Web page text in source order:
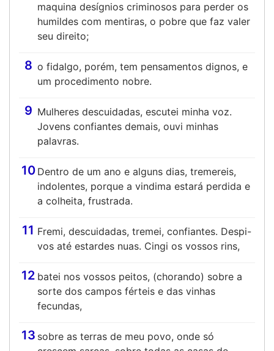
maquina desígnios criminosos para perder os
humildes com mentiras, o pobre que faz valer
seu direito;
8 o fidalgo, porém, tem pensamentos dignos, e
um procedimento nobre.
9 Mulheres descuidadas, escutei minha voz.
Jovens confiantes demais, ouvi minhas
palavras.
10 Dentro de um ano e alguns dias, tremereis,
indolentes, porque a vindima estará perdida e
a colheita, frustrada.
11 Fremi, descuidadas, tremei, confiantes. Despi-
vos até estardes nuas. Cingi os vossos rins,
12 batei nos vossos peitos, (chorando) sobre a
sorte dos campos férteis e das vinhas
fecundas,
13 sobre as terras de meu povo, onde só